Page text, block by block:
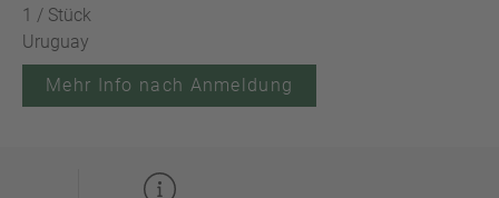
1 / Stück
Uruguay
Mehr Info nach Anmeldung